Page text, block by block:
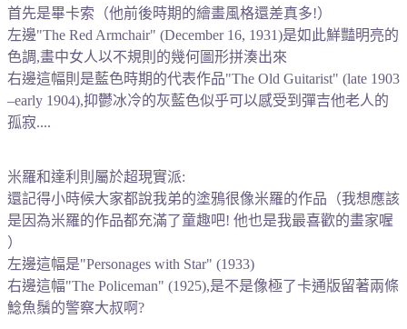
首先是畢卡索 （他前後時期的繪畫風格還差真多!）
左邊"The Red Armchair" (December 16, 1931)是如此鮮豔明亮的
色調,畫中女人以不規則的幾何圖形拼湊出來
右邊這幅則是藍色時期的代表作品"The Old Guitarist" (late 1903
–early 1904),抑鬱冰冷的灰藍色似乎可以感受到彈吉他老人的
孤寂....
米羅和達利則屬於超現實派:
還記得小時候大家都說我弟的塗鴉很像米羅的作品（我想應該
是因為米羅的作品都充滿了童趣吧! 他也是我最喜歡的畫家喔
）
左邊這幅是"Personages with Star" (1933)
右邊這幅"The Policeman" (1925),是不是像極了卡通版留著兩條
鯰魚鬚的警察大叔啊?